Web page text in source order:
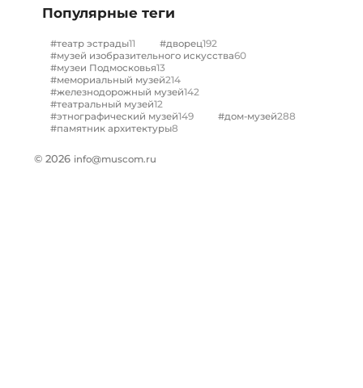
Популярные теги
#театр эстрады11 #дворец192
#музей изобразительного искусства60
#музеи Подмосковья13
#мемориальный музей214
#железнодорожный музей142
#театральный музей12
#этнографический музей149 #дом-музей288
#памятник архитектуры8
© 2026 info@muscom.ru